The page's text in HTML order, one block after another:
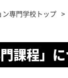
専門学校トップ
課程」